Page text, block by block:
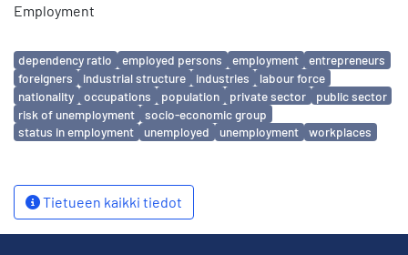
Employment
Avainsanat
dependency ratio employed persons employment
entrepreneurs
foreigners
industrial structure industries
labour force
nationality
occupations population private sector
public sector
risk of unemployment
socio-economic group
status in employment
unemployed unemployment workplaces
Tietueen kaikki tiedot